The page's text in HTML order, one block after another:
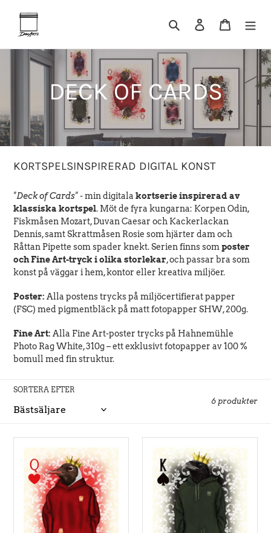
vidare
Sök Logga in
P
o
d
u
k
t
s
e
r
i
e
:
DECK OF CARDS
KORTSPELSINSPIRERAD DIGITAL KONST
"Deck of Cards"- min digitala kortserie inspirerad av
klassiska kortspel. Möt de fyra kungarna: Korpen Odin,
Fiskmåsen Mozart, Duvan Caesar och Kackerlackan
Dennis, samt Skrattmåsen Rosie som hjärter dam och
Råttan Pipette som spader knekt. Serien finns som poster
och Fine Art-tryck i olika storlekar, och passar bra som
konst på väggar i hem, kontor eller kreativa miljöer.
Poster: Alla postens trycks på miljöcertifierat papper
(FSC) med pigmentbläck på matt fotopapper SHW, 200g.
Fine Art: Alla Fine Art-poster trycks på Hahnemühle
Photo Rag White, 310g – ett exklusivt fotopapper av 100 %
bomull med fin struktur.
SORTERA EFTER
6 produkter